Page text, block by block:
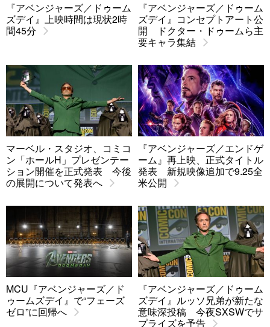
『アベンジャーズ／ドゥーム
ズデイ』上映時間は現状2時
間45分
『アベンジャーズ／ドゥーム
ズデイ』コンセプトアート公
開 ドクター・ドゥームら主
要キャラ集結
マーベル・スタジオ、コミコ
ン「ホールH」プレゼンテー
ション開催を正式発表 今後
の展開について発表へ
『アベンジャーズ／エンドゲ
ーム』再上映、正式タイトル
発表 新規映像追加で9.25全
米公開
MCU『アベンジャーズ／ド
ゥームズデイ』で“フェーズ
ゼロ”に回帰へ
『アベンジャーズ／ドゥーム
ズデイ』ルッソ兄弟が新たな
意味深投稿 今夜SXSWでサ
プライズを予告